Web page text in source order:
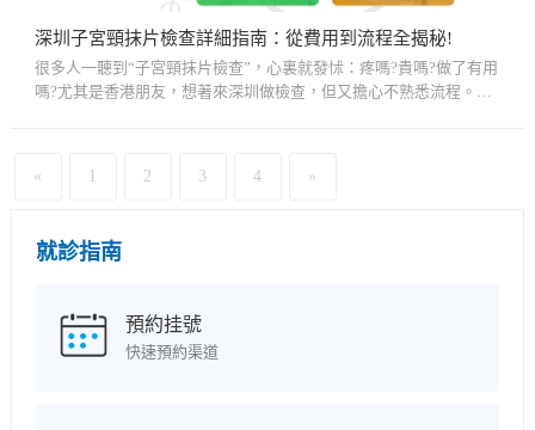
深圳子宮頸抹片檢查詳細指南：從費用到流程全揭秘!
很多人一聽到“子宮頸抹片檢查”，心裏就發怵：疼嗎?貴嗎?做了有用
嗎?尤其是香港朋友，想著來深圳做檢查，但又擔心不熟悉流程。其
« 1 2 3 4 »
就診指南
預約挂號
快速預約渠道